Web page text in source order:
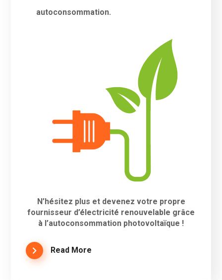
autoconsommation.
N’hésitez plus et devenez votre propre
fournisseur d’électricité renouvelable grâce
à l’autoconsommation photovoltaïque !
Read More